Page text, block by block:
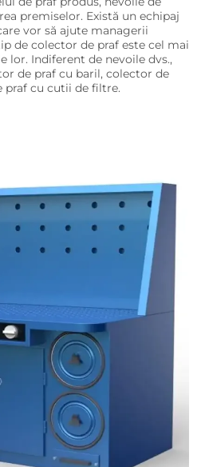
premiselor. Există un echipaj
vor să ajute managerii
de colector de praf este cel mai
lor. Indiferent de nevoile dvs.,
de praf cu baril, colector de
praf cu cutii de filtre.